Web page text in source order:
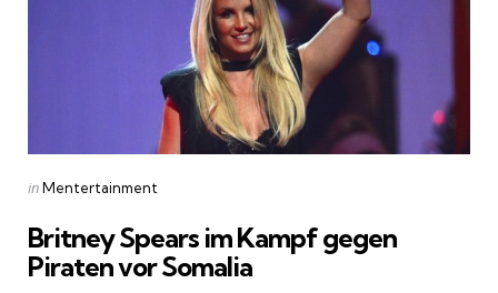
Posted
inMentertainment
Britney Spears im Kampf gegen
Piraten vor Somalia